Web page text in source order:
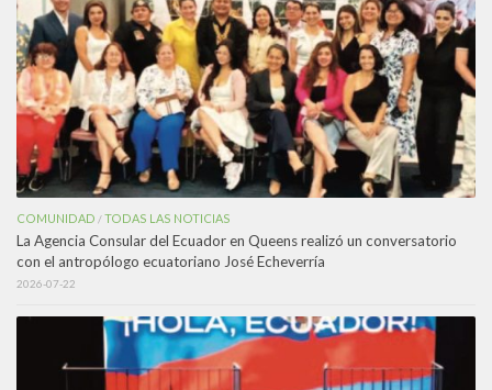
COMUNIDAD /TODAS LAS NOTICIAS
La Agencia Consular del Ecuador en Queens realizó un conversatorio
con el antropólogo ecuatoriano José Echeverría
2026-07-22